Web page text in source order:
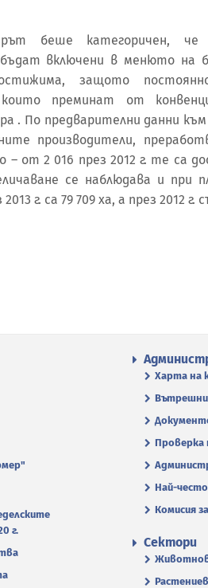
беше категоричен,
включени в менюто на
защото
преминат от
. По предварителни данни
производители,
– от 2 016 през 2012 г. те са
се наблюдава и
г. са 79 709 ха, а през 2012
Харта на
Вътрешни
Проверка
Най-
Комисия
г.
Сектори